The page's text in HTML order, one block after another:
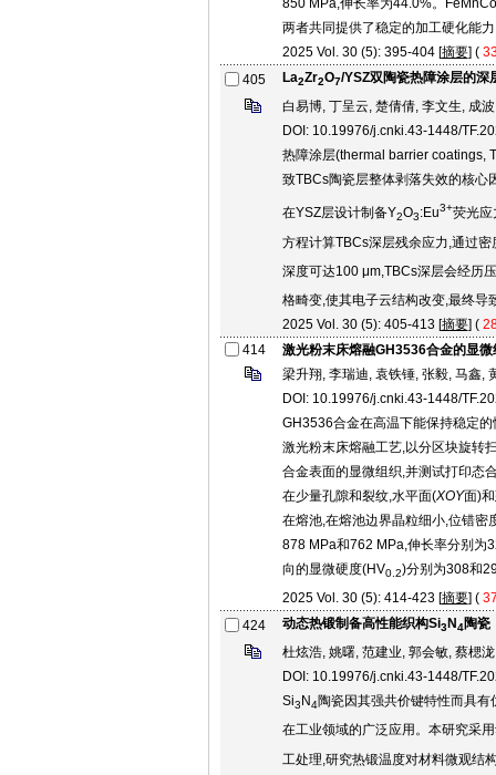
850 MPa,伸长率为44.0%。
两者共同提供了稳定的加工硬化能
2025 Vol. 30 (5): 395-404 [摘要] (
405
La2Zr2O7/YSZ双陶瓷热障涂层的深
白易博, 丁呈云, 楚倩倩, 李文生, 成波
DOI: 10.19976/j.cnki.43-1448/
热障涂层(thermal barrier coatings,
致TBCs陶瓷层整体剥落失效的核心
在YSZ层设计制备Y2O3:Eu3+荧光应
方程计算TBCs深层残余应力,通过
深度可达100 μm,TBCs深层会经历
格畸变,使其电子云结构改变,最终导
2025 Vol. 30 (5): 405-413 [摘要] (
414
激光粉末床熔融GH3536合金的显
梁升翔, 李瑞迪, 袁铁锤, 张毅, 马鑫,
DOI: 10.19976/j.cnki.43-1448/
GH3536合金在高温下能保持稳定
激光粉末床熔融工艺,以分区块旋转
合金表面的显微组织,并测试打印态
在少量孔隙和裂纹,水平面(XOY面)
在熔池,在熔池边界晶粒细小,位错密
878 MPa和762 MPa,伸长率分别为
向的显微硬度(HV0.2)分别为308和
2025 Vol. 30 (5): 414-423 [摘要] (
424
动态热锻制备高性能织构Si3 N4 陶瓷
杜炫浩, 姚曙, 范建业, 郭会敏, 蔡楒
DOI: 10.19976/j.cnki.43-1448/
Si3 N4陶瓷因其强共价键特性而具
在工业领域的广泛应用。本研究采
工处理,研究热锻温度对材料微观结